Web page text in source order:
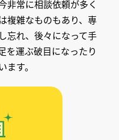
非常に相談依頼が多く
複雑なものもあり、専
忘れ、後々になって手
を運ぶ破目になったり
す。